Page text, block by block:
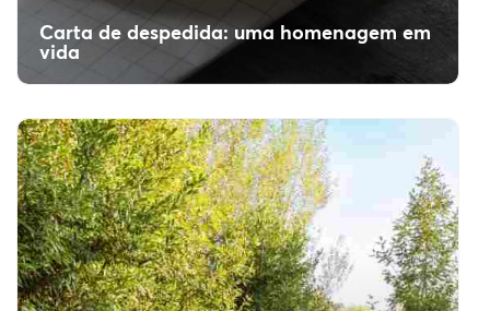
Carta de despedida: uma homenagem em
vida